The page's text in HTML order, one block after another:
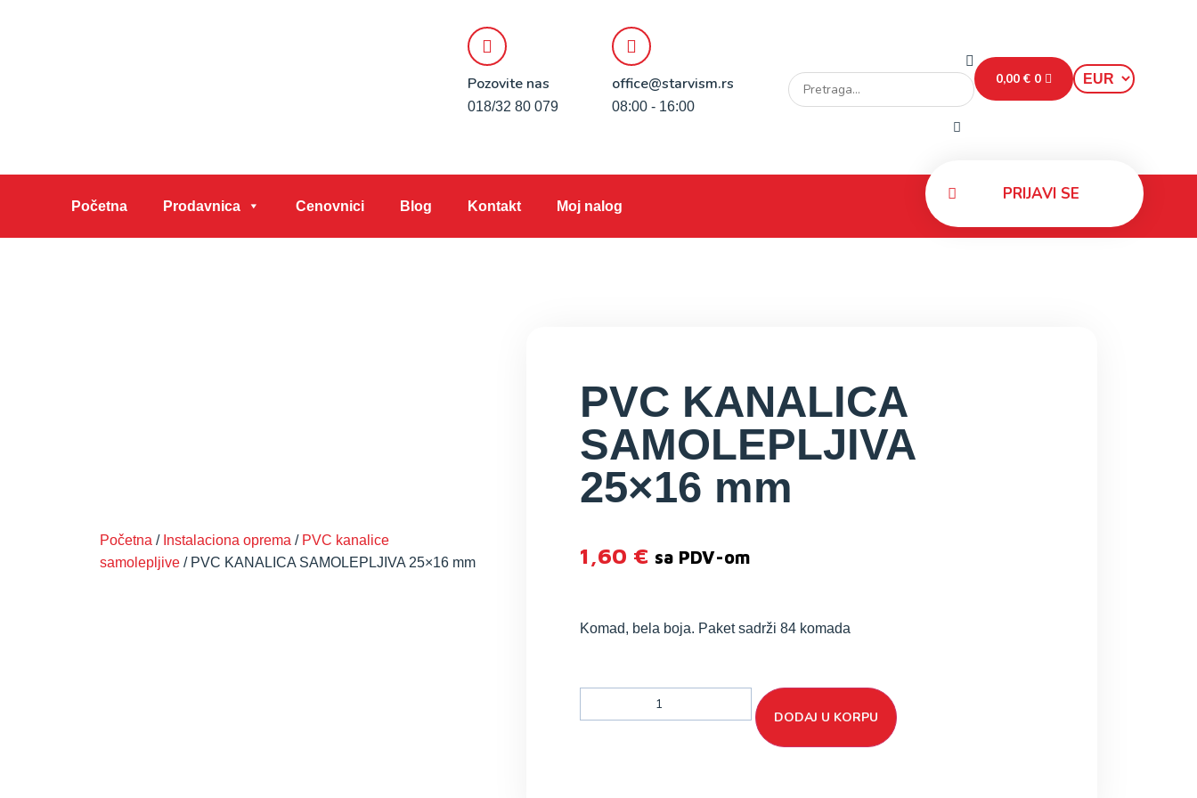
Pozovite nas
018/32 80 079
office@starvism.rs
08:00 - 16:00
0,00€ 0
Početna Prodavnica Cenovnici Blog Kontakt Moj nalog
PRIJAVI SE
Početna / Instalaciona oprema / PVC kanalice
samolepljive / PVC KANALICA SAMOLEPLJIVA 25×16 mm
PVC KANALICA
SAMOLEPLJIVA
25×16 mm
1,60 € sa PDV-om
Komad, bela boja. Paket sadrži 84 komada
DODAJ U KORPU